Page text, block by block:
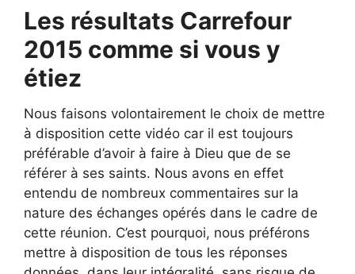
Les résultats Carrefour
2015 comme si vous y
étiez
Nous faisons volontairement le choix de mettre
à disposition cette vidéo car il est toujours
préférable d’avoir à faire à Dieu que de se
référer à ses saints. Nous avons en effet
entendu de nombreux commentaires sur la
nature des échanges opérés dans le cadre de
cette réunion. C’est pourquoi, nous préférons
mettre à disposition de tous les réponses